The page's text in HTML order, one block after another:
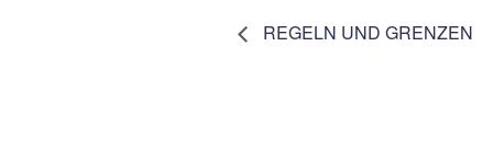
REGELN UND GRENZEN